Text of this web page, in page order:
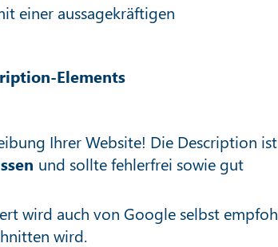
einer aussagekräftigen
Elements
Ihrer Website! Die Description
und sollte fehlerfrei sowie gut
wird auch von Google selbst
wird.